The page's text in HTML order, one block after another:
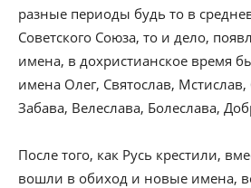
разные периоды будь то в
Советского Союза, то и дело,
имена, в дохристианское время
имена Олег, Святослав,
Забава, Велеслава, Болеслава,
После того, как Русь крестили,
вошли в обиход и новые имена,